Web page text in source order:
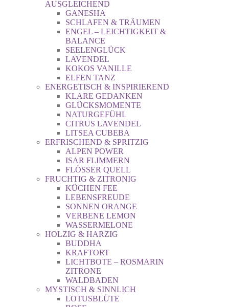
AUSGLEICHEND
GANESHA
SCHLAFEN & TRÄUMEN
ENGEL – LEICHTIGKEIT &
BALANCE
SEELENGLÜCK
LAVENDEL
KOKOS VANILLE
ELFEN TANZ
ENERGETISCH & INSPIRIEREND
KLARE GEDANKEN
GLÜCKSMOMENTE
NATURGEFÜHL
CITRUS LAVENDEL
LITSEA CUBEBA
ERFRISCHEND & SPRITZIG
ALPEN POWER
ISAR FLIMMERN
FLÖSSER QUELL
FRUCHTIG & ZITRONIG
KÜCHEN FEE
LEBENSFREUDE
SONNEN ORANGE
VERBENE LEMON
WASSERMELONE
HOLZIG & HARZIG
BUDDHA
KRAFTORT
LICHTBOTE – ROSMARIN
ZITRONE
WALDBADEN
MYSTISCH & SINNLICH
LOTUSBLÜTE